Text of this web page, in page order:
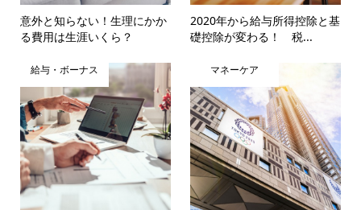
意外と知らない！生理にかか
る費用は生涯いくら？
2020年から給与所得控除と基
礎控除が変わる！ 税...
給与・ボーナス マネーケア